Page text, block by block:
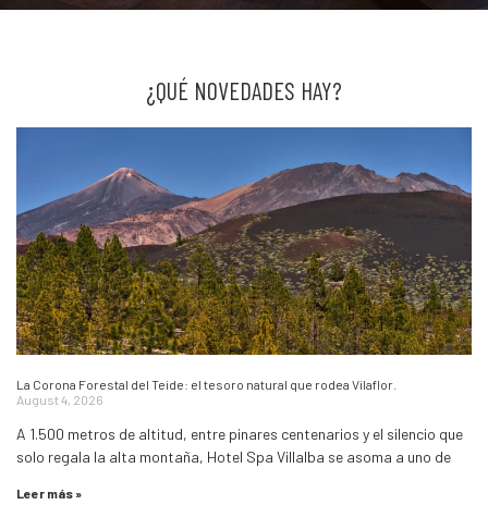
¿QUÉ NOVEDADES HAY?
La Corona Forestal del Teide: el tesoro natural que rodea Vilaflor.
August 4, 2026
A 1.500 metros de altitud, entre pinares centenarios y el silencio que
solo regala la alta montaña, Hotel Spa Villalba se asoma a uno de
Leer más »